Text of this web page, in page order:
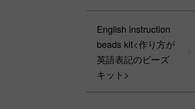
English instruction
beads kit<作り方が
英語表記のビーズ
キット>